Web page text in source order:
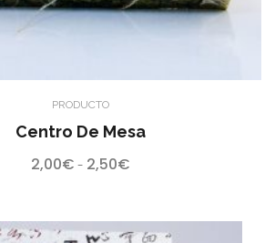
PRODUCTO
Centro De Mesa
2,00€ - 2,50€Rango
desde